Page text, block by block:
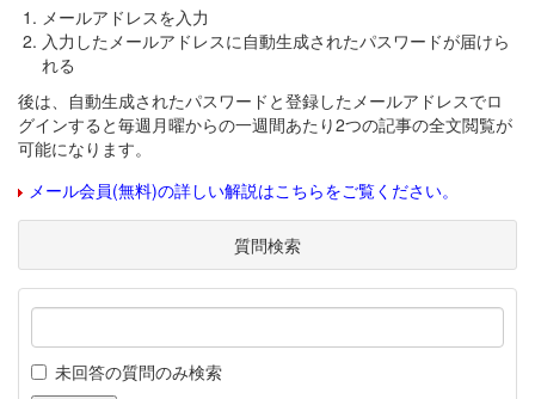
メールアドレスを入力
入力したメールアドレスに自動生成されたパスワードが届けら
れる
後は、自動生成されたパスワードと登録したメールアドレスでロ
グインすると毎週月曜からの一週間あたり2つの記事の全文閲覧が
可能になります。
メール会員(無料)の詳しい解説はこちらをご覧ください。
質問検索
未回答の質問のみ検索